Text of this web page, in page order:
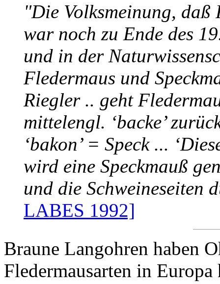
"Die Volksmeinung, daß
war noch zu Ende des
und in der
Fledermaus und
Riegler .. geht
mittelengl. ‘backe’
‘bakon’ = Speck ...
wird eine Speckmauß
und die Schweineseiten
LABES 1992]
Braune Langohren haben
Fledermausarten in